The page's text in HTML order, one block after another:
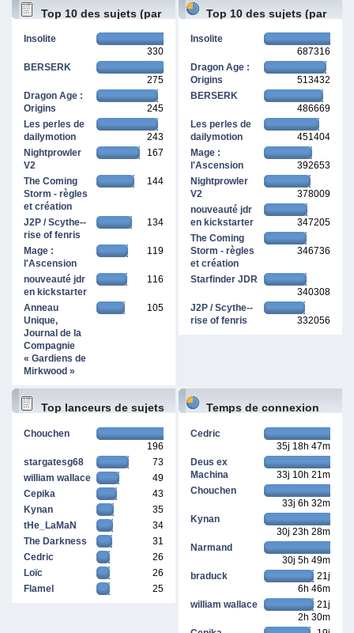
Top 10 des sujets (par
Insolite
330
BERSERK
275
Dragon Age :
Origins
245
Les perles de
dailymotion
243
Nightprowler
V2
167
The Coming
Storm - règles
et création
144
J2P / Scythe--
rise of fenris
134
Mage :
l'Ascension
119
nouveauté jdr
en kickstarter
116
Anneau
Unique,
Journal de la
Compagnie
« Gardiens de
Mirkwood »
105
Top 10 des sujets (par
Insolite
687316
Dragon Age :
Origins
513432
BERSERK
486669
Les perles de
dailymotion
451404
Mage :
l'Ascension
392653
Nightprowler
V2
378009
nouveauté jdr
en kickstarter
347205
The Coming
Storm - règles
et création
346736
Starfinder JDR
340308
J2P / Scythe--
rise of fenris
332056
Top lanceurs de sujets
Chouchen
196
stargatesg68
73
william wallace
49
Cepika
43
Kynan
35
tHe_LaMaN
34
The Darkness
31
Cedric
26
Loïc
26
Flamel
25
Temps de connexion
Cedric
35j 18h 47m
Deus ex
Machina
33j 10h 21m
Chouchen
33j 6h 32m
Kynan
30j 23h 28m
Narmand
30j 5h 49m
braduck
21j
6h 46m
william wallace
21j
2h 30m